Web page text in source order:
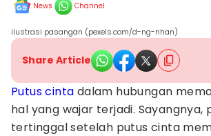
News Channel
ilustrasi pasangan (pexels.com/d-ng-nhan)
Share Article
Putus cinta dalam hubungan
hal yang wajar terjadi. Sayangnya,
tertinggal setelah putus cinta